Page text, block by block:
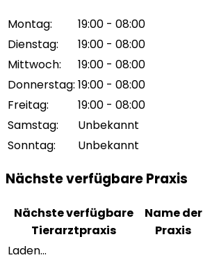
Montag:
19:00 - 08:00
Dienstag:
19:00 - 08:00
Mittwoch:
19:00 - 08:00
Donnerstag: 19:00 - 08:00
Freitag:
19:00 - 08:00
Samstag:
Unbekannt
Sonntag: Unbekannt
Nächste verfügbare Praxis
Nächste verfügbare
Tierarztpraxis
Name der
Praxis
Laden...